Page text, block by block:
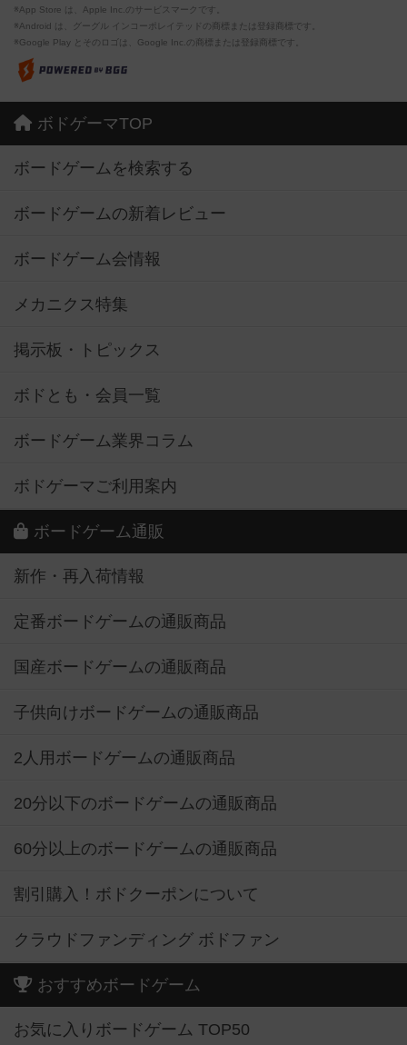
※App Store は、Apple Inc.のサービスマークです。
※Android は、グーグル インコーポレイテッドの商標または登録商標です。
※Google Play とそのロゴは、Google Inc.の商標または登録商標です。
ボドゲーマTOP
ボードゲームを検索する
ボードゲームの新着レビュー
ボードゲーム会情報
メカニクス特集
掲示板・トピックス
ボドとも・会員一覧
ボードゲーム業界コラム
ボドゲーマご利用案内
ボードゲーム通販
新作・再入荷情報
定番ボードゲームの通販商品
国産ボードゲームの通販商品
子供向けボードゲームの通販商品
2人用ボードゲームの通販商品
20分以下のボードゲームの通販商品
60分以上のボードゲームの通販商品
割引購入！ボドクーポンについて
クラウドファンディング ボドファン
おすすめボードゲーム
お気に入りボードゲーム TOP50